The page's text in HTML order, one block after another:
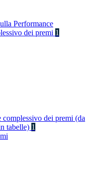
Performance
dei premi 1
complessivo dei premi (da
tabelle) 1